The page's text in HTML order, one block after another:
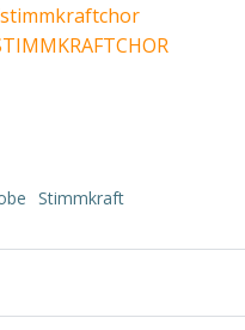
Stimmkraft